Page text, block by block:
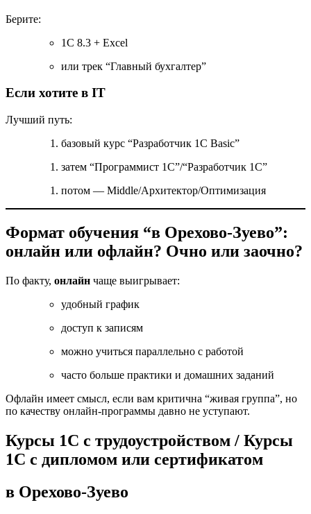
Берите:
1С 8.3 + Excel
или трек “Главный бухгалтер”
Если хотите в IT
Лучший путь:
базовый курс “Разработчик 1С Basic”
затем “Программист 1С”/“Разработчик 1С”
потом — Middle/Архитектор/Оптимизация
Формат обучения “в Орехово-Зуево”:
онлайн или офлайн? Очно или заочно?
По факту, онлайн чаще выигрывает:
удобный график
доступ к записям
можно учиться параллельно с работой
часто больше практики и домашних заданий
Офлайн имеет смысл, если вам критична “живая группа”, но
по качеству онлайн-программы давно не уступают.
Курсы 1С с трудоустройством / Курсы
1С с дипломом или сертификатом
в Орехово-Зуево